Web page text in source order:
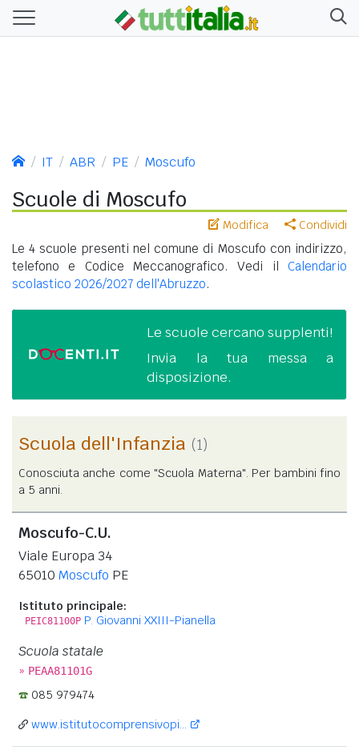
IT ABR PE Moscufo
Scuole di Moscufo
Modifica Condividi
Le 4 scuole presenti nel comune di Moscufo con indirizzo,
telefono e Codice Meccanografico. Vedi il Calendario
scolastico 2026/2027 dell'Abruzzo.
Le scuole cercano supplenti!
Invia la tua messa a
disposizione.
Scuola dell'Infanzia (1)
Conosciuta anche come "Scuola Materna". Per bambini fino
a 5 anni.
Moscufo-C.U.
Viale Europa 34
65010 Moscufo PE
Istituto principale:
PEIC81100P P. Giovanni XXIII-Pianella
Scuola statale
» PEAA81101G
085 979474
www.istitutocomprensivopi...